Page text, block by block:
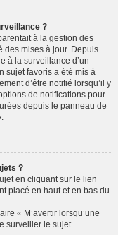
?
à la gestion des
des mises à jour. Depuis
à la surveillance d’un
sujet favoris a été mis à
d’être notifié lorsqu’il y
de notifications pour
depuis le panneau de
?
en cliquant sur le lien
placé en haut et en bas du
« M’avertir lorsqu’une
surveiller le sujet.